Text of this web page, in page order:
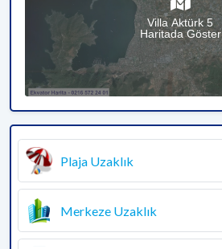
Villa Aktürk 5
Haritada Göster
Plaja Uzaklık
Merkeze Uzaklık